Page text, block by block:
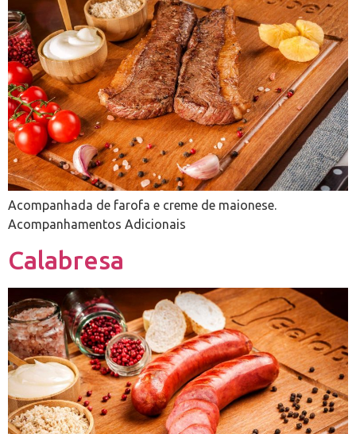
Acompanhada de farofa e creme de maionese.
Acompanhamentos Adicionais
Calabresa